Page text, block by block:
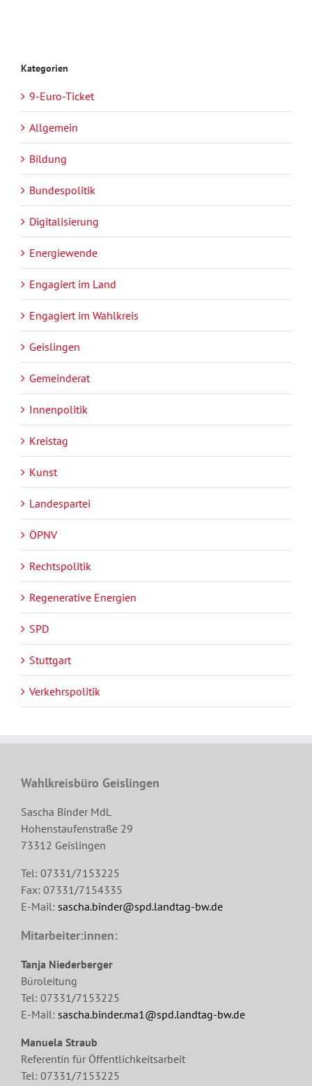
Kategorien
9-Euro-Ticket
Allgemein
Bildung
Bundespolitik
Digitalisierung
Energiewende
Engagiert im Land
Engagiert im Wahlkreis
Geislingen
Gemeinderat
Innenpolitik
Kreistag
Kunst
Landespartei
ÖPNV
Rechtspolitik
Regenerative Energien
SPD
Stuttgart
Verkehrspolitik
Wahlkreisbüro Geislingen
Sascha Binder MdL
Hohenstaufenstraße 29
73312 Geislingen
Tel: 07331/7153225
Fax: 07331/7154335
E-Mail: sascha.binder@spd.landtag-bw.de
Mitarbeiter:innen:
Tanja Niederberger
Büroleitung
Tel: 07331/7153225
E-Mail: sascha.binder.ma1@spd.landtag-bw.de
Manuela Straub
Referentin für Öffentlichkeitsarbeit
Tel: 07331/7153225